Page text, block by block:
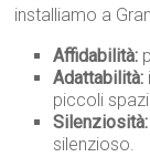
installiamo a
Affidabilità:
Adattabilità:
piccoli
Silenziosità:
silenzioso.